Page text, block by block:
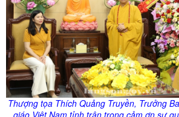
Thượng tọa Thích Quảng Truyền, Trưởng